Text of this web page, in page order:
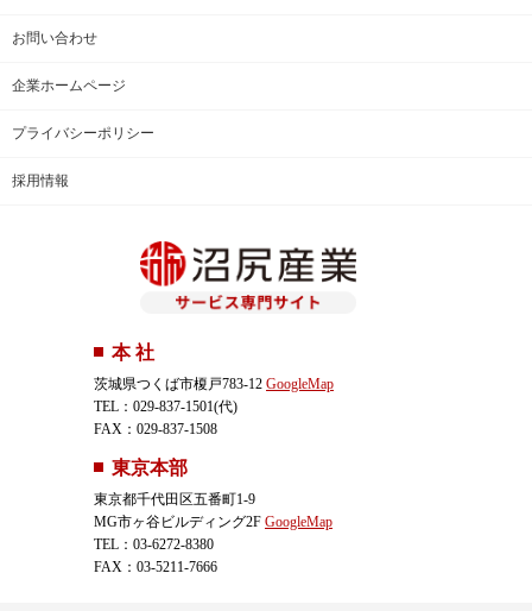
お問い合わせ
企業ホームページ
プライバシーポリシー
採用情報
本 社
茨城県つくば市榎戸783-12 GoogleMap
TEL：029-837-1501(代)
FAX：029-837-1508
東京本部
東京都千代田区五番町1-9
MG市ヶ谷ビルディング2F GoogleMap
TEL：03-6272-8380
FAX：03-5211-7666